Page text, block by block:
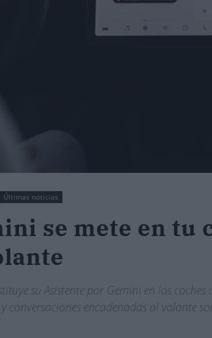
Últimas noticias
se mete en tu
su Asistente por Gemini en los
conversaciones encadenadas al volante